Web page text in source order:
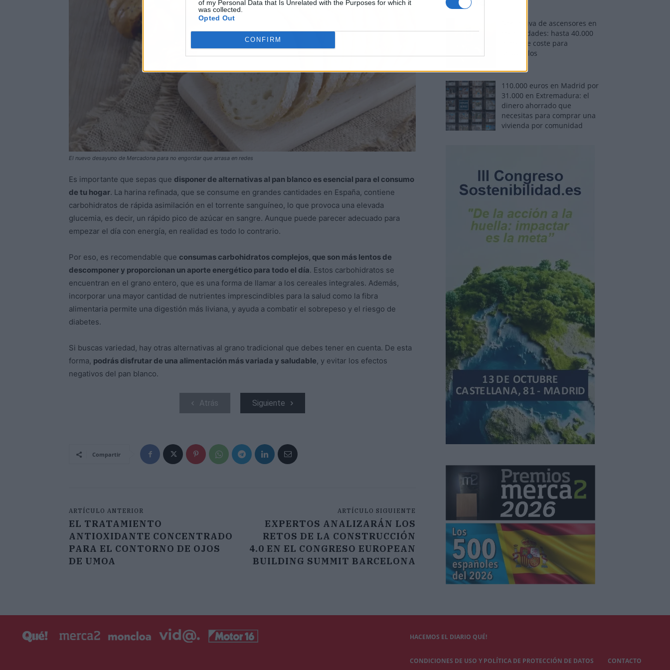
of my Personal Data that Is Unrelated with the Purposes for which it
was collected.
Opted Out
CONFIRM
El nuevo desayuno de Mercadona para no engordar que arrasa en redes
Es importante que sepas que disponer de alternativas al pan blanco es esencial para el consumo
de tu hogar. La harina refinada, que se consume en grandes cantidades en España, contiene
carbohidratos de rápida asimilación en el torrente sanguíneo, lo que provoca una elevada
glucemia, es decir, un rápido pico de azúcar en sangre. Aunque puede parecer adecuado para
empezar el día con energía, en realidad es todo lo contrario.
Por eso, es recomendable que consumas carbohidratos complejos, que son más lentos de
descomponer y proporcionan un aporte energético para todo el día. Estos carbohidratos se
encuentran en el grano entero, que es una forma de llamar a los cereales integrales. Además,
incorporar una mayor cantidad de nutrientes imprescindibles para la salud como la fibra
alimentaria permite una digestión más liviana, y ayuda a combatir el sobrepeso y el riesgo de
diabetes.
Si buscas variedad, hay otras alternativas al grano tradicional que debes tener en cuenta. De esta
forma, podrás disfrutar de una alimentación más variada y saludable, y evitar los efectos
negativos del pan blanco.
Atrás Siguiente
Compartir
ARTÍCULO ANTERIOR
EL TRATAMIENTO
ANTIOXIDANTE CONCENTRADO
PARA EL CONTORNO DE OJOS
DE UMOA
ARTÍCULO SIGUIENTE
EXPERTOS ANALIZARÁN LOS
RETOS DE LA CONSTRUCCIÓN
4.0 EN EL CONGRESO EUROPEAN
BUILDING SUMMIT BARCELONA
Normativa de ascensores en
comunidades: hasta 40.000
euros de coste para
adaptarlos
110.000 euros en Madrid por
31.000 en Extremadura: el
dinero ahorrado que
necesitas para comprar una
vivienda por comunidad
HACEMOS EL DIARIO QUÉ!
CONDICIONES DE USO Y POLÍTICA DE PROTECCIÓN DE DATOS CONTACTO